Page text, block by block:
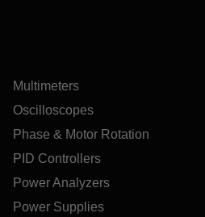
Multimeters
Oscilloscopes
Phase & Motor Rotation
PID Controllers
Power Analyzers
Power Supplies